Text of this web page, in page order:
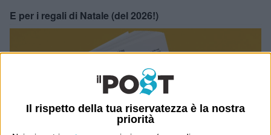
Il rispetto della tua riservatezza è la nostra
priorità
E per i regali di Natale (del 2026!)